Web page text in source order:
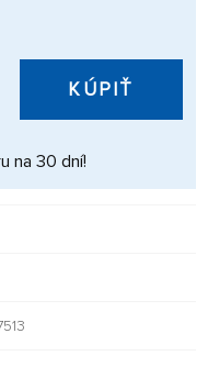
KÚPIŤ
na 30 dní!